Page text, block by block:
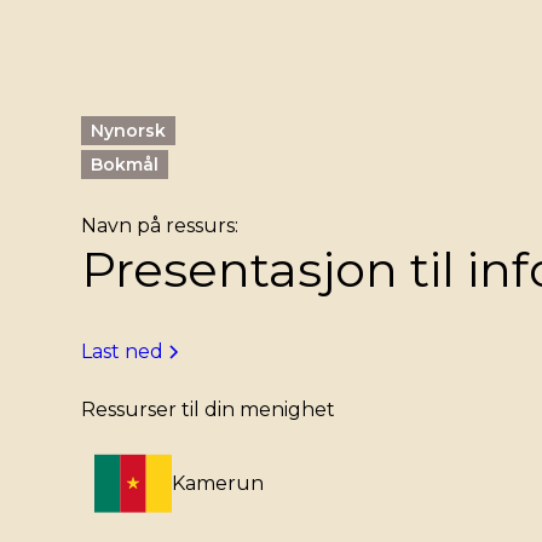
Nynorsk
Bokmål
Navn på ressurs:
Presentasjon til
Last ned
Ressurser til din menighet
Kamerun